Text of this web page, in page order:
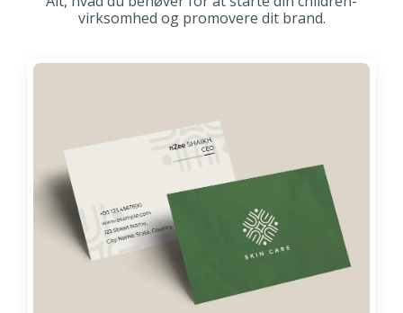
virksomhed og promovere dit brand.